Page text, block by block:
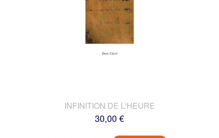
INFINITION DE L'HEURE
30,00 €